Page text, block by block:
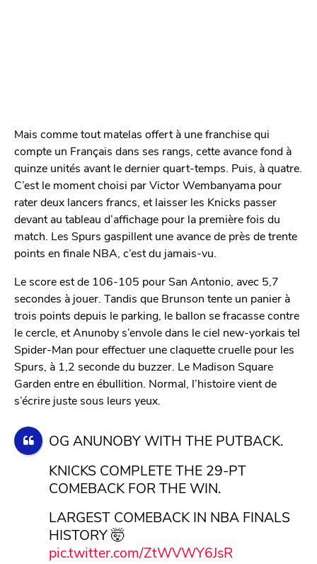
Mais comme tout matelas offert à une franchise qui
compte un Français dans ses rangs, cette avance fond à
quinze unités avant le dernier quart-temps. Puis, à quatre.
C’est le moment choisi par Victor Wembanyama pour
rater deux lancers francs, et laisser les Knicks passer
devant au tableau d’affichage pour la première fois du
match. Les Spurs gaspillent une avance de près de trente
points en finale NBA, c’est du jamais-vu.
Le score est de 106-105 pour San Antonio, avec 5,7
secondes à jouer. Tandis que Brunson tente un panier à
trois points depuis le parking, le ballon se fracasse contre
le cercle, et Anunoby s’envole dans le ciel new-yorkais tel
Spider-Man pour effectuer une claquette cruelle pour les
Spurs, à 1,2 seconde du buzzer. Le Madison Square
Garden entre en ébullition. Normal, l’histoire vient de
s’écrire juste sous leurs yeux.
OG ANUNOBY WITH THE PUTBACK.
KNICKS COMPLETE THE 29-PT
COMEBACK FOR THE WIN.
LARGEST COMEBACK IN NBA FINALS
HISTORY 🤯
pic.twitter.com/ZtWVWY6JsR